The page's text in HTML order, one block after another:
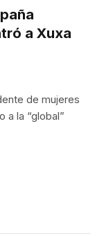
a Xuxa
de mujeres
a la “global”